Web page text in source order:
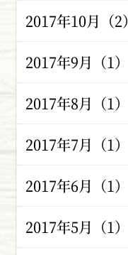
2017年10月（2）
2017年9月（1）
2017年8月（1）
2017年7月（1）
2017年6月（1）
2017年5月（1）